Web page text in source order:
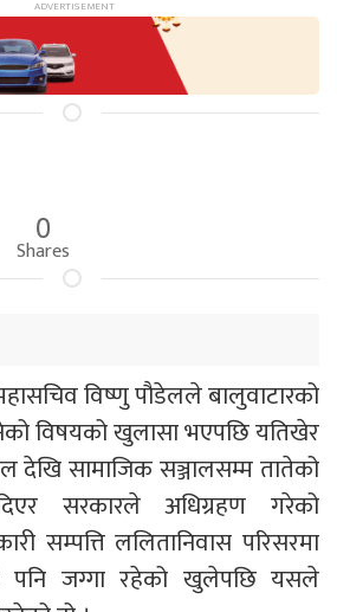
0
Shares
विष्णु पौडेलले बालुवाटारको
विषयको खुलासा भएपछि यतिखेर
देखि सामाजिक सञ्जालसम्म तातेको
सरकारले अधिग्रहण गरेको
सम्पत्ति ललितानिवास परिसरमा
पनि जग्गा रहेको खुलेपछि यसले